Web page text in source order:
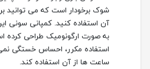
شوک برخودار است که می توانید
آن استفاده کنید. کمپانی سونی
به صورت ارگونومیک طراحی کرده
استفاده مکرر، احساس خستگی
ساعت ها از آن استفاده کند.